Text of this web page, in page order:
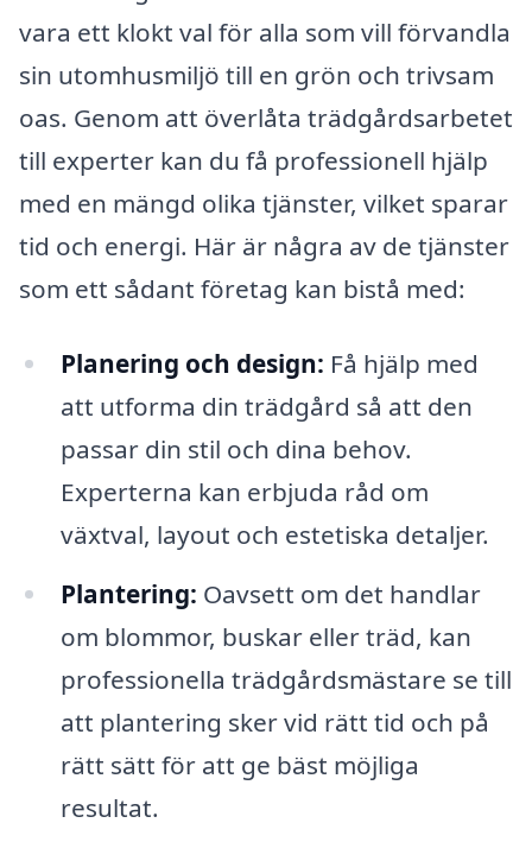
vara ett klokt val för alla som vill förvandla
sin utomhusmiljö till en grön och trivsam
oas. Genom att överlåta trädgårdsarbetet
till experter kan du få professionell hjälp
med en mängd olika tjänster, vilket sparar
tid och energi. Här är några av de tjänster
som ett sådant företag kan bistå med:
Planering och design: Få hjälp med
att utforma din trädgård så att den
passar din stil och dina behov.
Experterna kan erbjuda råd om
växtval, layout och estetiska detaljer.
Plantering: Oavsett om det handlar
om blommor, buskar eller träd, kan
professionella trädgårdsmästare se till
att plantering sker vid rätt tid och på
rätt sätt för att ge bäst möjliga
resultat.